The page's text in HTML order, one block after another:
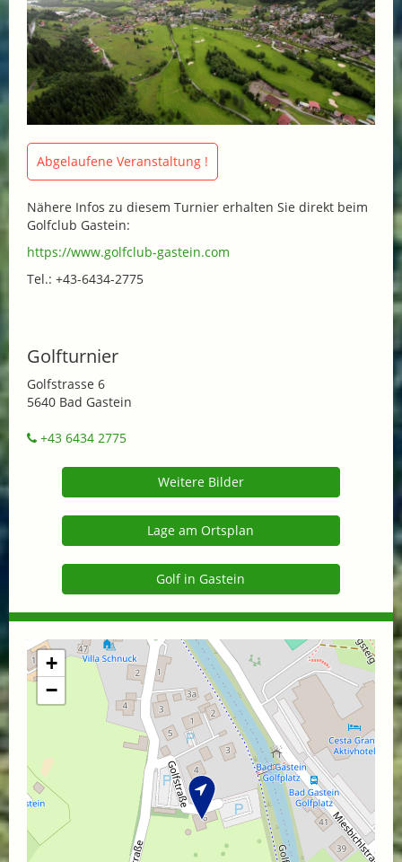
Abgelaufene Veranstaltung !
Nähere Infos zu diesem Turnier erhalten Sie direkt beim
Golfclub Gastein:
https://www.golfclub-gastein.com
Tel.: +43-6434-2775
Golfturnier
Golfstrasse 6
5640 Bad Gastein
+43 6434 2775
Weitere Bilder
Lage am Ortsplan
Golf in Gastein
+
−